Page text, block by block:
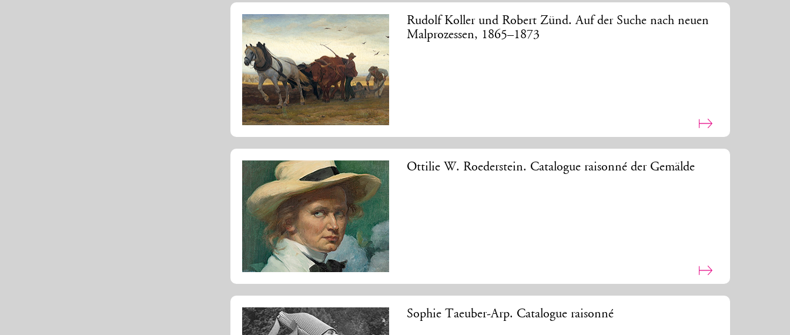
Rudolf Koller und Robert Zünd. Auf der Suche nach neuen
Malprozessen, 1865–1873
Ottilie W. Roederstein. Catalogue raisonné der Gemälde
Sophie Taeuber-Arp. Catalogue raisonné